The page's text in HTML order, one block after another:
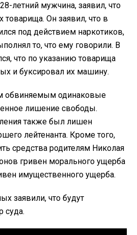
летний мужчина, заявил, что
товарища. Он заявил, что в
под действием наркотиков,
то, что ему говорили. В
что по указанию товарища
и буксировал их машину.
обвиняемым одинаковые
лишение свободы.
также был лишен
лейтенанта. Кроме того,
средства родителям Николая
гривен морального ущерба
имущественного ущерба.
заявили, что будут
суда.